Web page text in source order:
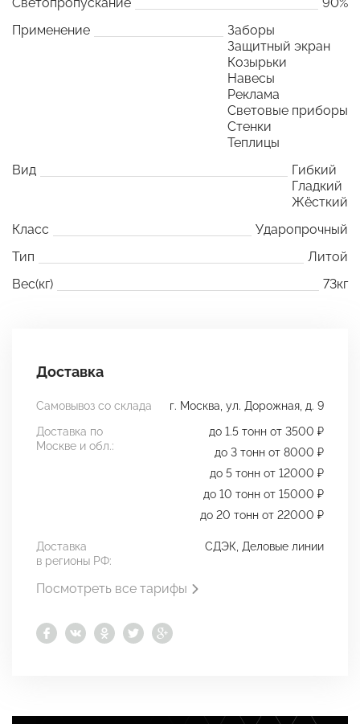
Применение
Заборы
Защитный экран
Козырьки
Навесы
Реклама
Световые приборы
Стенки
Теплицы
Вид
Гибкий
Гладкий
Жёсткий
Класс
Ударопрочный
Тип
Литой
Вес(кг)
73кг
Доставка
Самовывоз со склада
г. Москва, ул. Дорожная, д. 9
Доставка по
Москве и обл.:
до 1.5 тонн от 3500 ₽
до 3 тонн от 8000 ₽
до 5 тонн от 12000 ₽
до 10 тонн от 15000 ₽
до 20 тонн от 22000 ₽
Доставка
в регионы РФ:
СДЭК, Деловые линии
Посмотреть все тарифы